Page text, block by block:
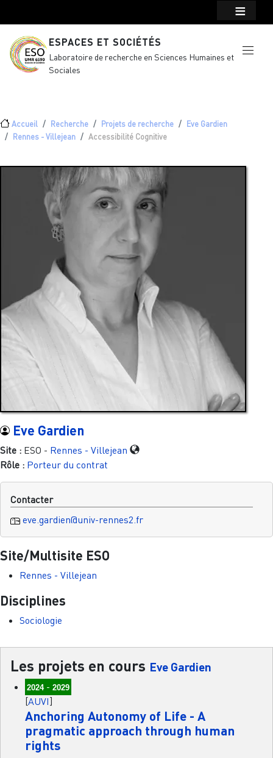
ESPACES ET SOCIÉTÉS
Laboratoire de recherche en Sciences Humaines et
Sociales
Fil d'Ariane
Accueil Recherche Projets de recherche
Eve Gardien
Rennes - Villejean
Accessibilité Cognitive
Eve Gardien
Site : ESO - Rennes - Villejean
Rôle : Porteur du contrat
Contacter
eve.gardien@univ-rennes2.fr
Site/Multisite ESO
Rennes - Villejean
Disciplines
Sociologie
Les projets en cours Eve Gardien
2024-2029
[AUVI]
Anchoring Autonomy of Life - A
pragmatic approach through human
rights